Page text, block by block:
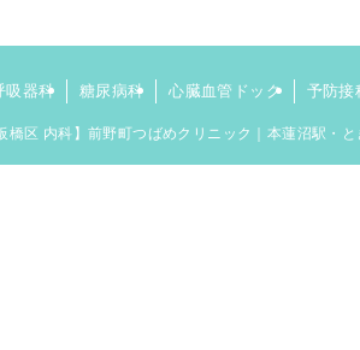
吸器科 糖尿病科 心臓血管ドック 予防接
橋区 内科】前野町つばめクリニック｜本蓮沼駅・